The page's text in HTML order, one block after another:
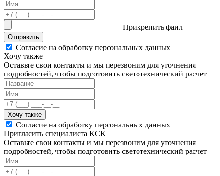
Прикрепить файл
Отправить
Согласие на обработку персональных данных
Хочу также
Оставьте свои контакты и мы перезвоним для уточнения
подробностей, чтобы подготовить светотехнический расчет
Хочу также
Согласие на обработку персональных данных
Пригласить специалиста КСК
Оставьте свои контакты и мы перезвоним для уточнения
подробностей, чтобы подготовить светотехнический расчет